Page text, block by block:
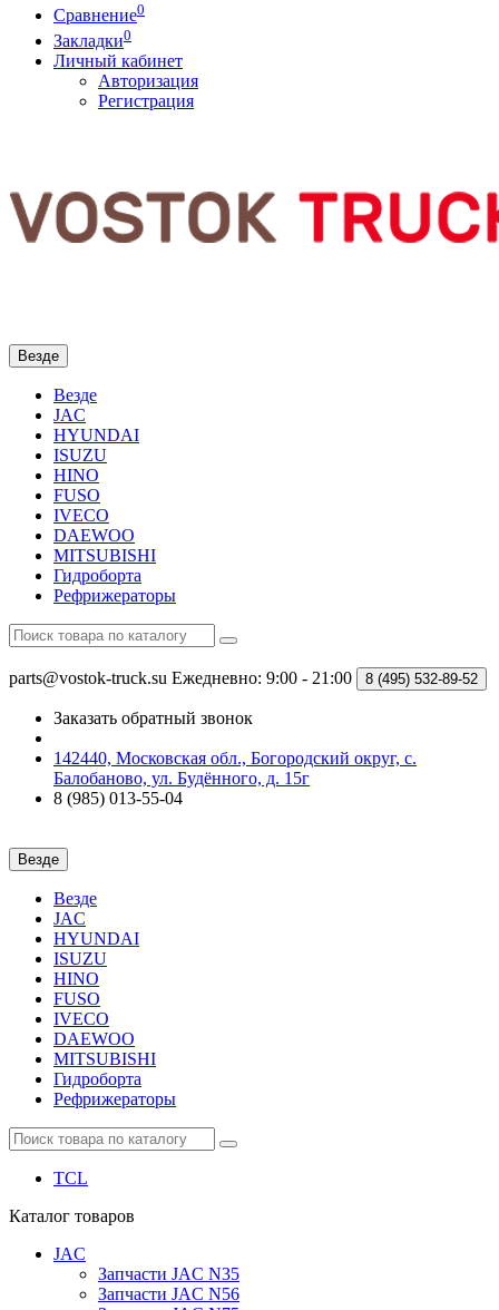
Сравнение0
Закладки0
Личный кабинет
Авторизация
Регистрация
Везде
Везде
JAC
HYUNDAI
ISUZU
HINO
FUSO
IVECO
DAEWOO
MITSUBISHI
Гидроборта
Рефрижераторы
parts@vostok-truck.su Ежедневно: 9:00 - 21:00 8 (495) 532-89-52
Заказать обратный звонок
142440, Московская обл., Богородский округ, с.
Балобаново, ул. Будённого, д. 15г
8 (985) 013-55-04
Везде
Везде
JAC
HYUNDAI
ISUZU
HINO
FUSO
IVECO
DAEWOO
MITSUBISHI
Гидроборта
Рефрижераторы
TCL
Каталог товаров
JAC
Запчасти JAC N35
Запчасти JAC N56